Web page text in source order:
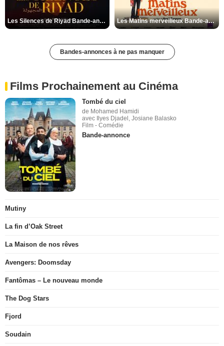
Les Silences de Riyad Bande-annonce VO STFR Les Matins merveilleux Bande-annonce VF
Bandes-annonces à ne pas manquer
Films Prochainement au Cinéma
Tombé du ciel
de Mohamed Hamidi
avec Ilyes Djadel, Josiane Balasko
Film - Comédie
Bande-annonce
Mutiny
La fin d’Oak Street
La Maison de nos rêves
Avengers: Doomsday
Fantômas – Le nouveau monde
The Dog Stars
Fjord
Soudain